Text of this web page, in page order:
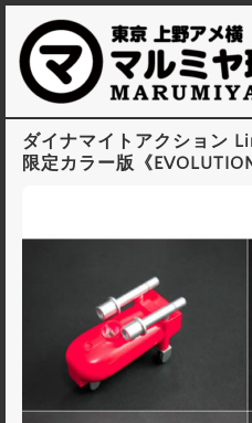
ダイナマイトアクション
限定カラー版《